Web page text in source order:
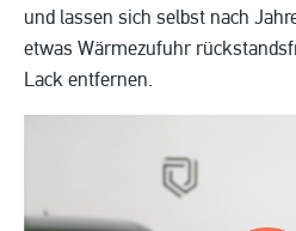
und lassen sich selbst nach
etwas Wärmezufuhr
Lack entfernen.